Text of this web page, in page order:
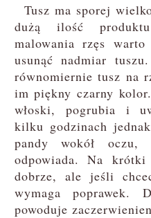
Tusz ma sporej
dużą ilość
malowania rzęs
usunąć nadmiar
równomiernie tusz na
im piękny czarny
włoski, pogrubia i
kilku godzinach
pandy wokół
odpowiada. Na
dobrze, ale jeśli
wymaga poprawek.
powoduje